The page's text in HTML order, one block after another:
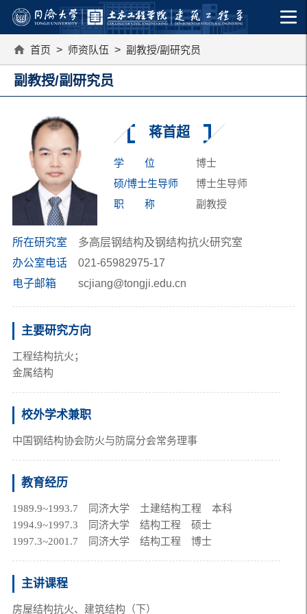
首页 > 师资队伍 > 副教授/副研究员
副教授/副研究员
蒋首超
学 位
博士
硕/博士生导师
博士生导师
职 称
副教授
所在研究室
多高层钢结构及钢结构抗火研究室
办公室电话
021-65982975-17
电子邮箱
scjiang@tongji.edu.cn
主要研究方向
工程结构抗火；
金属结构
校外学术兼职
中国钢结构协会防火与防腐分会常务理事
教育经历
1989.9~1993.7　同济大学　土建结构工程　本科
1994.9~1997.3　同济大学　结构工程　硕士
1997.3~2001.7　同济大学　结构工程　博士
主讲课程
房屋结构抗火、建筑结构（下）